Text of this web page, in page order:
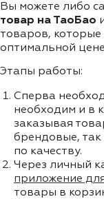
Вы можете либо
товар на ТаоБао
товаров,
оптимальной
Этапы работы:
Сперва
необходим и в
заказывая
брендовые,
по качеству.
Через личный
приложение
товары в